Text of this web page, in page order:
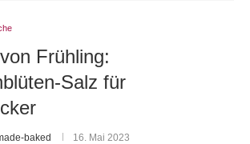
Frühling:
Salz für
baked 16. Mai 2023